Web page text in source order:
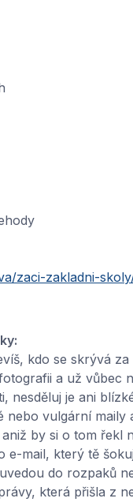
zaci-zakladni-
kdo se skrývá
a už vůbec
nesděluj je ani
nebo vulgární maily
by si o tom řekl
e-mail, který tě
do rozpaků
která přišla z